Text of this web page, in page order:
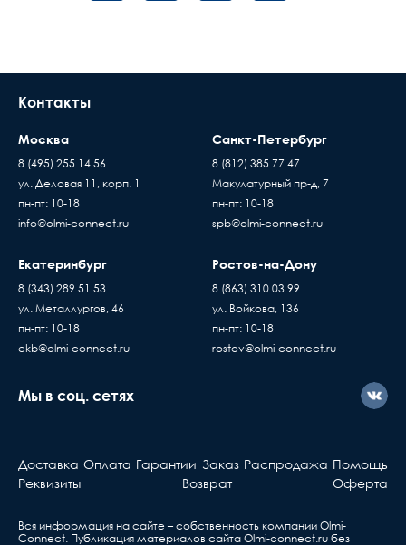
Контакты
Москва
8 (495) 255 14 56
ул. Деловая 11, корп. 1
пн-пт: 10-18
info@olmi-connect.ru
Санкт-Петербург
8 (812) 385 77 47
Макулатурный пр-д, 7
пн-пт: 10-18
spb@olmi-connect.ru
Екатеринбург
8 (343) 289 51 53
ул. Металлургов, 46
пн-пт: 10-18
ekb@olmi-connect.ru
Ростов-на-Дону
8 (863) 310 03 99
ул. Войкова, 136
пн-пт: 10-18
rostov@olmi-connect.ru
Мы в соц. сетях
Доставка Оплата Гарантии Заказ Распродажа Помощь
Реквизиты
Возврат Оферта
Вся информация на сайте – собственность компании Olmi-
Сonnect. Публикация материалов сайта Olmi-connect.ru без